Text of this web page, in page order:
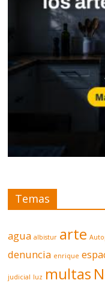
Temas
agua albistur arte
denuncia enrique
judicial luz multas